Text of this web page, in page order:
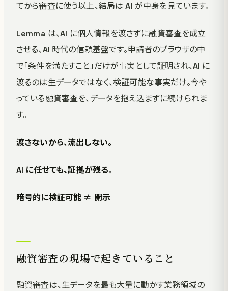
てから審査に使う以上、結局は AI が中身を見ています。
Lemma は、AI に個人情報を渡さずに融資審査を成立
させる、AI 時代の信頼基盤です。申請者のブラウザの中
で「条件を満たすこと」だけが事実として証明され、AI に
渡るのは生データではなく、検証可能な事実だけ。今や
っている融資審査を、データを抱え込まずに続けられま
す。
渡さないから、流出しない。
AI に任せても、証拠が残る。
暗号的に検証可能 ≠ 開示
融資審査の現場で起きていること
融資審査は、生データを最も大量に動かす業務領域の